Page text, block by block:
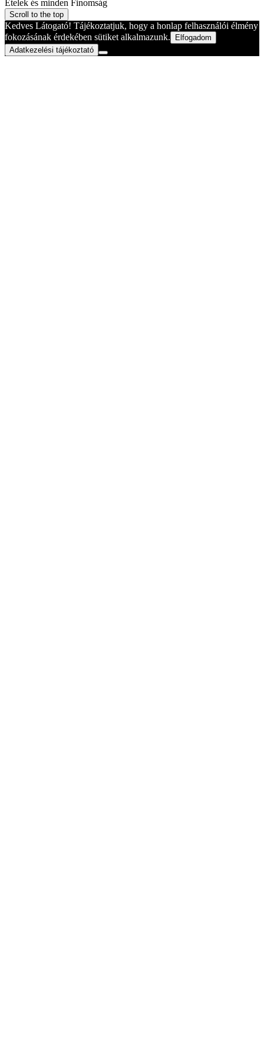
Ételek és minden Finomság
Scroll to the top
Kedves Látogató! Tájékoztatjuk, hogy a honlap felhasználói élmény
fokozásának érdekében sütiket alkalmazunk.
Elfogadom
Adatkezelési tájékoztató